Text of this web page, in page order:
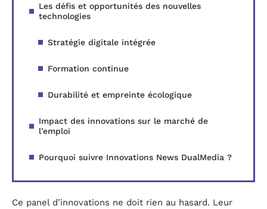
Les défis et opportunités des nouvelles
technologies
Stratégie digitale intégrée
Formation continue
Durabilité et empreinte écologique
Impact des innovations sur le marché de
l’emploi
Pourquoi suivre Innovations News DualMedia ?
Ce panel d’innovations ne doit rien au hasard. Leur